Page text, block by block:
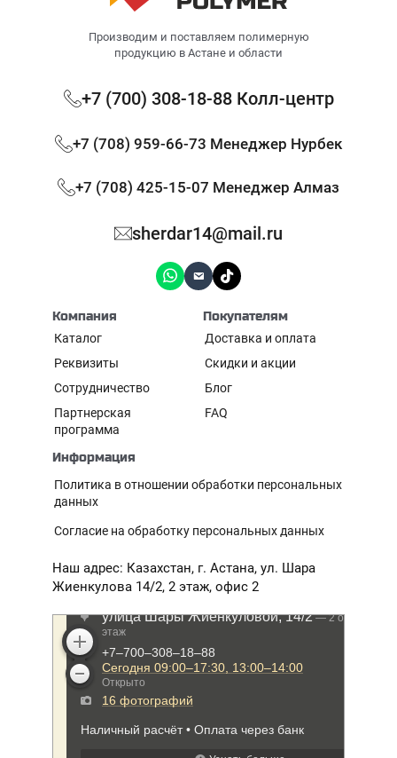
Производим и поставляем полимерную
продукцию в Астане и области
+7 (700) 308-18-88 Колл-центр
+7 (708) 959-66-73 Менеджер Нурбек
+7 (708) 425-15-07 Менеджер Алмаз
sherdar14@mail.ru
Компания
Каталог
Реквизиты
Сотрудничество
Партнерская
программа
Покупателям
Доставка и оплата
Скидки и акции
Блог
FAQ
Информация
Политика в отношении обработки персональных
данных
Согласие на обработку персональных данных
Наш адрес: Казахстан, г. Астана, ул. Шара
Жиенкулова 14/2, 2 этаж, офис 2